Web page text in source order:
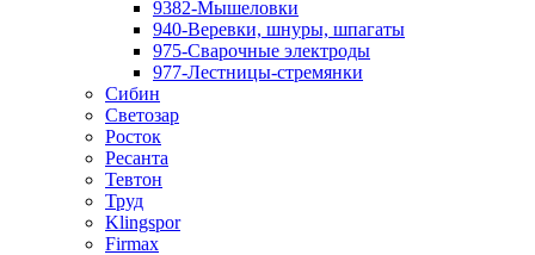
9382-Мышеловки
940-Веревки, шнуры, шпагаты
975-Сварочные электроды
977-Лестницы-стремянки
Сибин
Светозар
Росток
Ресанта
Тевтон
Труд
Klingspor
Firmax